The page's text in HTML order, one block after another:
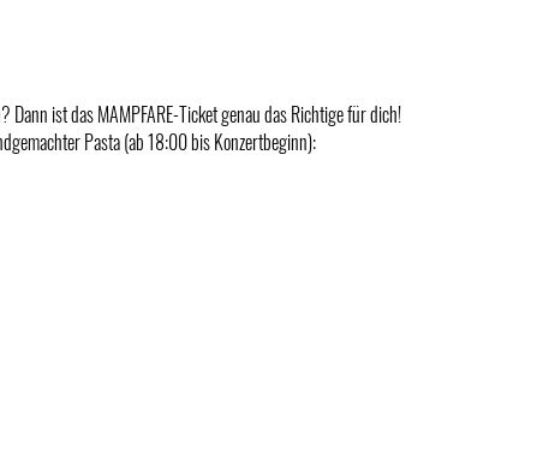
Dann ist das MAMPFARE-Ticket genau das Richtige für dich!
Pasta (ab 18:00 bis Konzertbeginn):